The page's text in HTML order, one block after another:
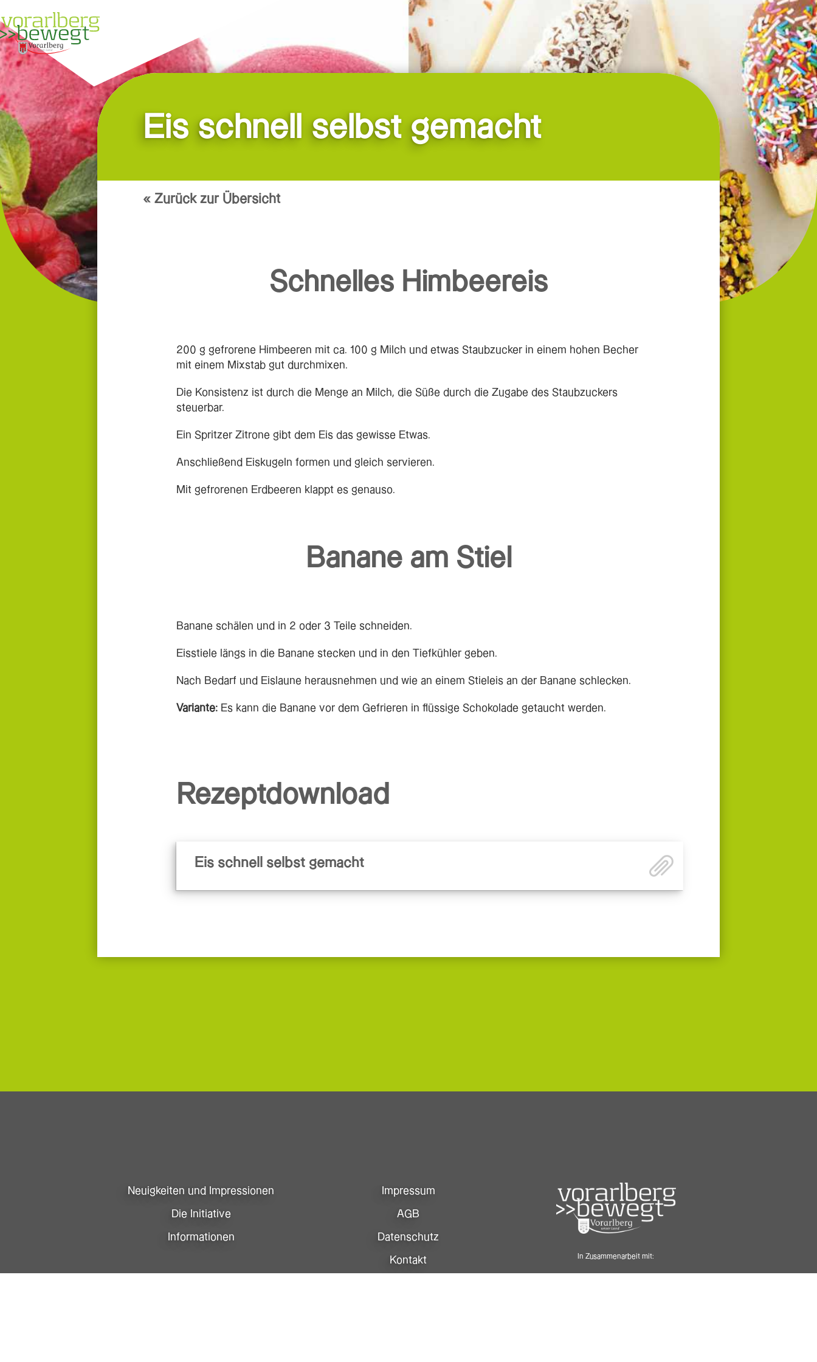
Eis schnell selbst gemacht
« Zurück zur Übersicht
Schnelles Himbeereis
200 g gefrorene Himbeeren mit ca. 100 g Milch und etwas Staubzucker in einem hohen Becher
mit einem Mixstab gut durchmixen.
Die Konsistenz ist durch die Menge an Milch, die Süße durch die Zugabe des Staubzuckers
steuerbar.
Ein Spritzer Zitrone gibt dem Eis das gewisse Etwas.
Anschließend Eiskugeln formen und gleich servieren.
Mit gefrorenen Erdbeeren klappt es genauso.
Banane am Stiel
Banane schälen und in 2 oder 3 Teile schneiden.
Eisstiele längs in die Banane stecken und in den Tiefkühler geben.
Nach Bedarf und Eislaune herausnehmen und wie an einem Stieleis an der Banane schlecken.
Variante: Es kann die Banane vor dem Gefrieren in flüssige Schokolade getaucht werden.
Rezeptdownload
Eis schnell selbst gemacht
Neuigkeiten und Impressionen
Die Initiative
Informationen
Impressum
AGB
Datenschutz
Kontakt In Zusammenarbeit mit: